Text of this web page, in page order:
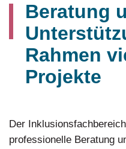
Beratung
Rahmen
Projekte
Der
professionelle Beratung